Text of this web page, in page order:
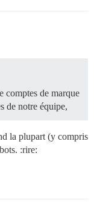
comptes de marque
de notre équipe,
la plupart (y compris
:rire: